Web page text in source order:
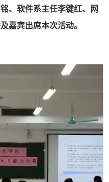
、软件系主任李键红、网
嘉宾出席本次活动。